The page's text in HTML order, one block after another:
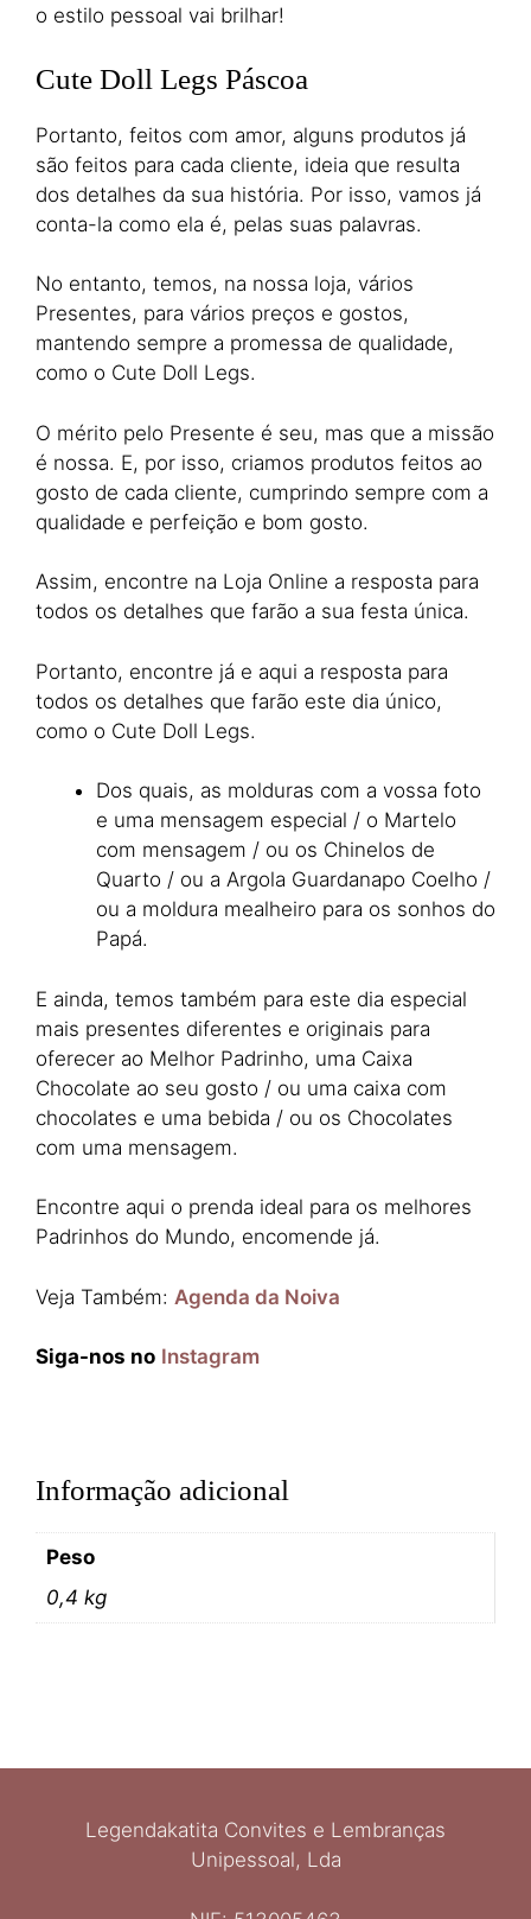
o estilo pessoal vai brilhar!
Cute Doll Legs Páscoa
Portanto, feitos com amor, alguns produtos já
são feitos para cada cliente, ideia que resulta
dos detalhes da sua história. Por isso, vamos já
conta-la como ela é, pelas suas palavras.
No entanto, temos, na nossa loja, vários
Presentes, para vários preços e gostos,
mantendo sempre a promessa de qualidade,
como o Cute Doll Legs.
O mérito pelo Presente é seu, mas que a missão
é nossa. E, por isso, criamos produtos feitos ao
gosto de cada cliente, cumprindo sempre com a
qualidade e perfeição e bom gosto.
Assim, encontre na Loja Online a resposta para
todos os detalhes que farão a sua festa única.
Portanto, encontre já e aqui a resposta para
todos os detalhes que farão este dia único,
como o Cute Doll Legs.
Dos quais, as molduras com a vossa foto
e uma mensagem especial / o Martelo
com mensagem / ou os Chinelos de
Quarto / ou a Argola Guardanapo Coelho /
ou a moldura mealheiro para os sonhos do
Papá.
E ainda, temos também para este dia especial
mais presentes diferentes e originais para
oferecer ao Melhor Padrinho, uma Caixa
Chocolate ao seu gosto / ou uma caixa com
chocolates e uma bebida / ou os Chocolates
com uma mensagem.
Encontre aqui o prenda ideal para os melhores
Padrinhos do Mundo, encomende já.
Veja Também: Agenda da Noiva
Siga-nos no Instagram
Informação adicional
Peso
0,4 kg
Legendakatita Convites e Lembranças
Unipessoal, Lda